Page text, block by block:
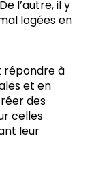
l’autre, il y
logées en
répondre à
et en
des
celles
leur